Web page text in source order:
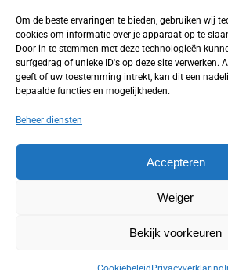
Om de beste ervaringen te bieden, gebruiken wij
cookies om informatie over je apparaat op te
Door in te stemmen met deze technologieën
surfgedrag of unieke ID's op deze site verwerken.
geeft of uw toestemming intrekt, kan dit een
bepaalde functies en mogelijkheden.
Beheer diensten
Accepteren
Weiger
Bekijk voorkeuren
–Algemene
De waardering van lingeriebym.nl/